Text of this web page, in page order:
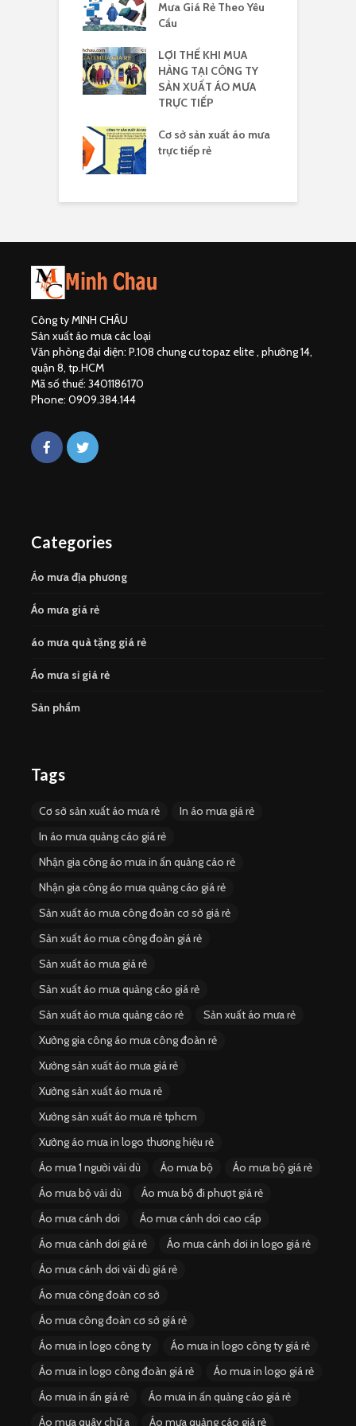
Mưa Giá Rẻ Theo Yêu
Cầu
LỢI THẾ KHI MUA
HÀNG TẠI CÔNG TY
SẢN XUẤT ÁO MƯA
TRỰC TIẾP
Cơ sở sản xuất áo mưa
trực tiếp rẻ
Công ty MINH CHÂU
Sản xuất áo mưa các loại
Văn phòng đại diện: P.108 chung cư topaz elite , phường 14,
quận 8, tp.HCM
Mã số thuế: 3401186170
Phone: 0909.384.144
Categories
Áo mưa địa phương
Áo mưa giá rẻ
áo mưa quà tặng giá rẻ
Áo mưa sỉ giá rẻ
Sản phẩm
Tags
Cơ sở sản xuất áo mưa rẻ
In áo mưa giá rẻ
In áo mưa quảng cáo giá rẻ
Nhận gia công áo mưa in ấn quảng cáo rẻ
Nhận gia công áo mưa quảng cáo giá rẻ
Sản xuất áo mưa công đoàn cơ sở giá rẻ
Sản xuất áo mưa công đoàn giá rẻ
Sản xuất áo mưa giá rẻ
Sản xuất áo mưa quảng cáo giá rẻ
Sản xuất áo mưa quảng cáo rẻ
Sản xuất áo mưa rẻ
Xưởng gia công áo mưa công đoàn rẻ
Xưởng sản xuất áo mưa giá rẻ
Xưởng sản xuất áo mưa rẻ
Xưởng sản xuất áo mưa rẻ tphcm
Xưởng áo mưa in logo thương hiệu rẻ
Áo mưa 1 người vải dù
Áo mưa bộ
Áo mưa bộ giá rẻ
Áo mưa bộ vải dù
Áo mưa bộ đi phượt giá rẻ
Áo mưa cánh dơi
Áo mưa cánh dơi cao cấp
Áo mưa cánh dơi giá rẻ
Áo mưa cánh dơi in logo giá rẻ
Áo mưa cánh dơi vải dù giá rẻ
Áo mưa công đoàn cơ sở
Áo mưa công đoàn cơ sở giá rẻ
Áo mưa in logo công ty
Áo mưa in logo công ty giá rẻ
Áo mưa in logo công đoàn giá rẻ
Áo mưa in logo giá rẻ
Áo mưa in ấn giá rẻ
Áo mưa in ấn quảng cáo giá rẻ
Áo mưa quây chữ a
Áo mưa quảng cáo giá rẻ